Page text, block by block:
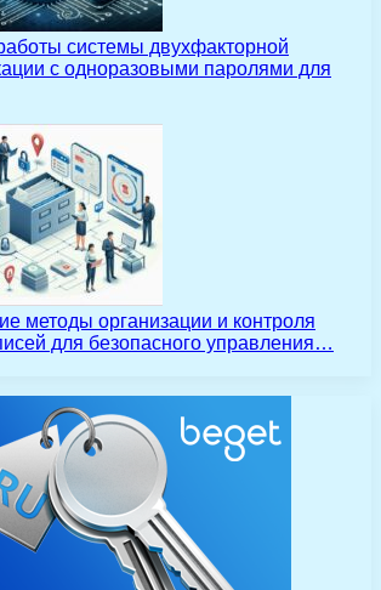
системы двухфакторной
с одноразовыми паролями для
методы организации и контроля
для безопасного управления…